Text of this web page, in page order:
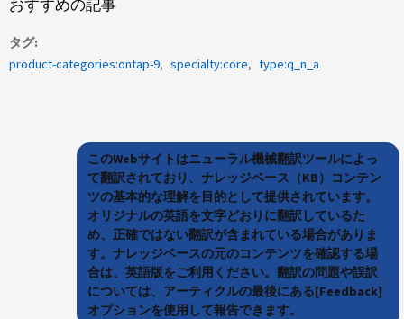
おすすめの記事
タグ
product-categories:ontap-9
specialty:core type:q_n_a
このWebサイトはニューラル機械翻訳ツールによっ
て翻訳されており、ナレッジベース（KB）コンテン
ツの基本的な理解を目的として提供されています。
オリジナルの英語を文字どおりに翻訳しているた
め、正確ではない翻訳が含まれている場合がありま
す。ナレッジベースの元のコンテンツを確認する場
合は、英語版をご利用ください。翻訳の問題や誤訳
については、アーティクルの最後にある[Feedback]
オプションを使用して報告できます。